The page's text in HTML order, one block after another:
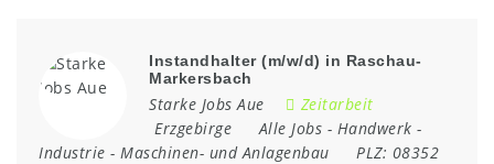
Instandhalter (m/w/d) in Raschau-
Markersbach
Starke Jobs Aue
Zeitarbeit
Erzgebirge
Alle Jobs - Handwerk -
Industrie - Maschinen- und Anlagenbau PLZ: 08352